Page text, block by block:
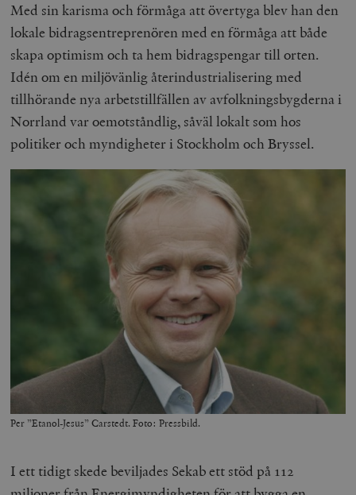
Med sin karisma och förmåga att övertyga blev han den
lokale bidragsentreprenören med en förmåga att både
skapa optimism och ta hem bidragspengar till orten.
Idén om en miljövänlig återindustrialisering med
tillhörande nya arbetstillfällen av avfolkningsbygderna i
Norrland var oemotståndlig, såväl lokalt som hos
politiker och myndigheter i Stockholm och Bryssel.
Per ”Etanol-Jesus” Carstedt. Foto: Pressbild.
I ett tidigt skede beviljades Sekab ett stöd på 112